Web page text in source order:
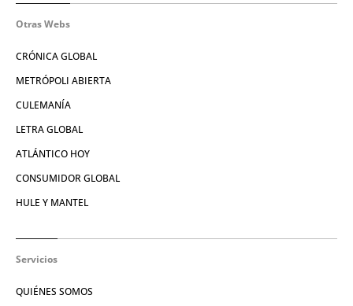
Otras Webs
CRÓNICA GLOBAL
METRÓPOLI ABIERTA
CULEMANÍA
LETRA GLOBAL
ATLÁNTICO HOY
CONSUMIDOR GLOBAL
HULE Y MANTEL
Servicios
QUIÉNES SOMOS